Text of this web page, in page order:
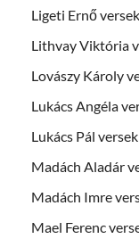
Ligeti Ernő versek
Lithvay Viktória
Lovászy Károly
Lukács Angéla
Lukács Pál versek
Madách Aladár
Madách Imre
Mael Ferenc